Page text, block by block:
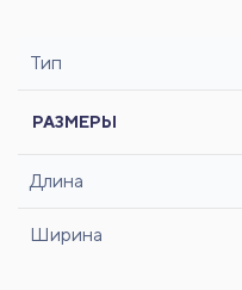
Тип
РАЗМЕРЫ
Длина
Ширина